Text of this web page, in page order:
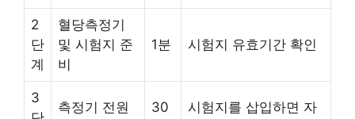
2
단
계
혈당측정기
및 시험지 준
비
1분 시험지 유효기간 확인
3
측정기 전원
30
시험지를 삽입하면 자